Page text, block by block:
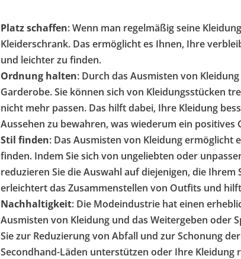
Platz schaffen: Wenn man regelmäßig seine
Kleiderschrank. Das ermöglicht es Ihnen, Ihre
und leichter zu finden.
Ordnung halten: Durch das Ausmisten von
Garderobe. Sie können sich von Kleidungsstücken
nicht mehr passen. Das hilft dabei, Ihre Kleidung
Aussehen zu bewahren, was wiederum ein positives
Stil finden: Das Ausmisten von Kleidung ermöglicht
finden. Indem Sie sich von ungeliebten oder
reduzieren Sie die Auswahl auf diejenigen, die
erleichtert das Zusammenstellen von Outfits und
Nachhaltigkeit: Die Modeindustrie hat einen
Ausmisten von Kleidung und das Weitergeben oder
Sie zur Reduzierung von Abfall und zur Schonung
Secondhand-Läden unterstützen oder Ihre Kleidung